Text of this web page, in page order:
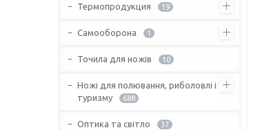
Термопродукция 19
Самооборона 1
Точила для ножів 10
Ножі для полювання, риболовлі і
туризму
688
Оптика та світло 37